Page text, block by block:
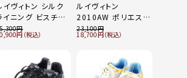
イヴィトン シルク
イニング ビスチェ
ミソール トップス
イビー 34
ルイヴィトン
2010AW ポリエステ
ル シルクタフタ カモ
フラージュ 総柄 ボリ
ムス フレア モスグリ
ーン ブラック 34
23,100
18,700